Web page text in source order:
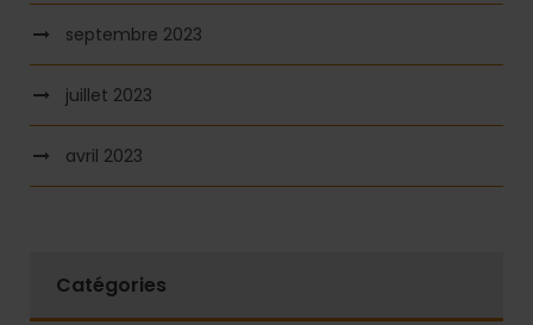
septembre 2023
juillet 2023
avril 2023
Catégories